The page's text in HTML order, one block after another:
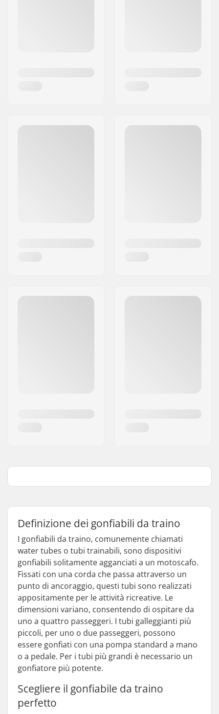
Definizione dei gonfiabili da traino
I gonfiabili da traino, comunemente chiamati
water tubes o tubi trainabili, sono dispositivi
gonfiabili solitamente agganciati a un motoscafo.
Fissati con una corda che passa attraverso un
punto di ancoraggio, questi tubi sono realizzati
appositamente per le attività ricreative. Le
dimensioni variano, consentendo di ospitare da
uno a quattro passeggeri. I tubi galleggianti più
piccoli, per uno o due passeggeri, possono
essere gonfiati con una pompa standard a mano
o a pedale. Per i tubi più grandi è necessario un
gonfiatore più potente.
Scegliere il gonfiabile da traino
perfetto